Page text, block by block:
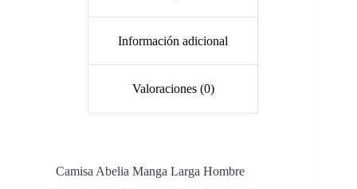
Información adicional
Valoraciones (0)
Camisa Abelia Manga Larga Hombre